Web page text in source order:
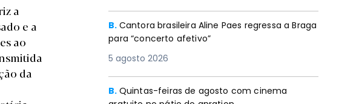
a
e a
ao
da
B. Cantora brasileira Aline Paes regressa a Braga
para “concerto afetivo”
5 agosto 2026
B. Quintas-feiras de agosto com cinema